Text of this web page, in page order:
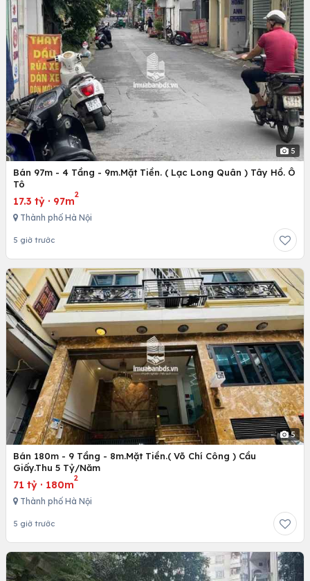
5
Bán 97m - 4 Tầng - 9m.Mặt Tiền. ( Lạc Long Quân ) Tây Hồ. Ô
Tô
17.3 tỷ · 97m
2
Thành phố Hà Nội
5 giờ trước
5
Bán 180m - 9 Tầng - 8m.Mặt Tiền.( Võ Chí Công ) Cầu
Giấy.Thu 5 Tỷ/Năm
71 tỷ · 180m
2
Thành phố Hà Nội
5 giờ trước